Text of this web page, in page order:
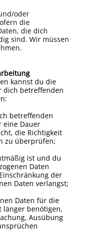
oder
die
die dich
sind. Wir müssen
kannst du die
dich betreffenden
betreffenden
eine Dauer
die Richtigkeit
zu überprüfen;
ist und du
Daten
der
Daten verlangst;
Daten für die
länger benötigen,
Ausübung